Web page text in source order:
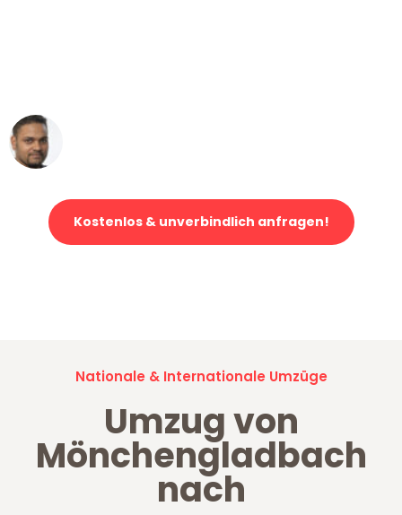
Kostenlos & unverbindlich anfragen!
Nationale & Internationale Umzüge
Umzug von
Mönchengladbach
nach